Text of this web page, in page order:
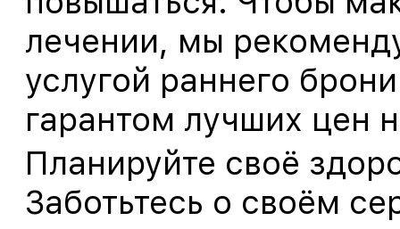
лечении, мы
услугой раннего
гарантом лучших цен
Планируйте своё
Заботьтесь о своём